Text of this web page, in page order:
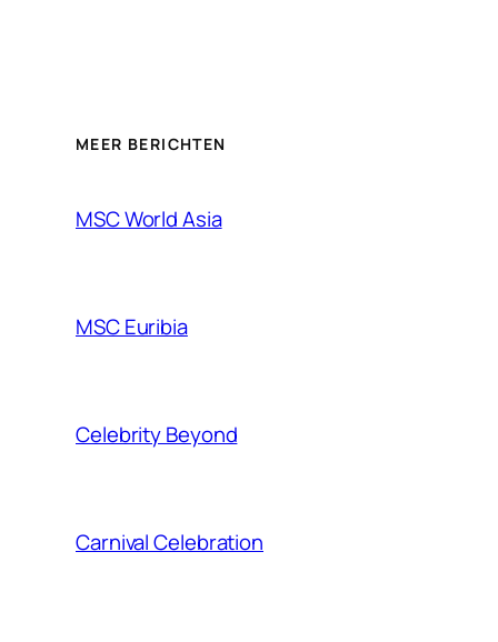
MEER BERICHTEN
MSC World Asia
MSC Euribia
Celebrity Beyond
Carnival Celebration